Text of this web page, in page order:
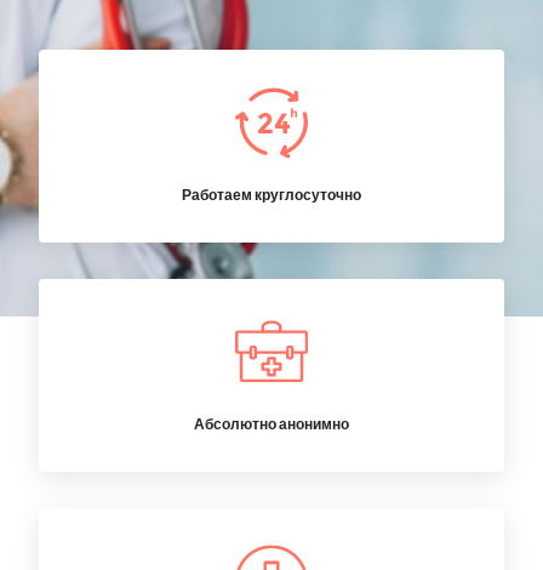
Работаем круглосуточно
Абсолютно анонимно